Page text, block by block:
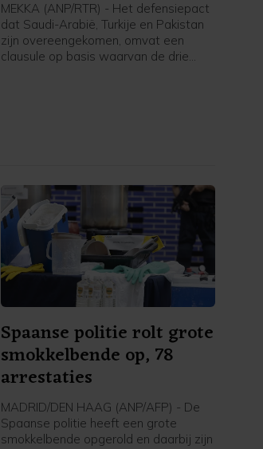
MEKKA (ANP/RTR) - Het defensiepact
dat Saudi-Arabië, Turkije en Pakistan
zijn overeengekomen, omvat een
clausule op basis waarvan de drie
NAVO. Ook worden afspraken
gemaakt over intensievere
defensiesamenwerking.
Spaanse politie rolt grote
smokkelbende op, 78
arrestaties
MADRID/DEN HAAG (ANP/AFP) - De
Spaanse politie heeft een grote
smokkelbende opgerold en daarbij zijn